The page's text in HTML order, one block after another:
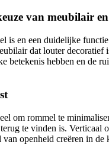
van meubilair
is en een duidelijke
dat louter decoratief
betekenis hebben en de
om rommel te
te vinden is. Verticaal
openheid creëren in